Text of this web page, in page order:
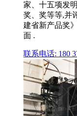
家、十五项发
奖、奖等等,并
建省新产品奖
面 .
联系电话: 180